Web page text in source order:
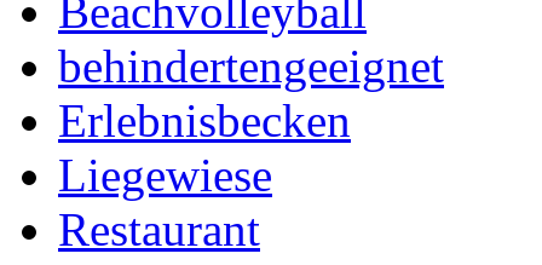
Beachvolleyball
behindertengeeignet
Erlebnisbecken
Liegewiese
Restaurant